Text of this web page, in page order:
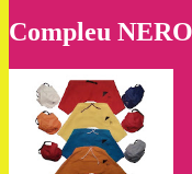
Compleu NERO